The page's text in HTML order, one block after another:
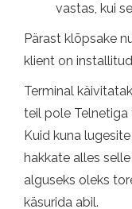
vastas, kui
Pärast klõpsake
klient on
Terminal
teil pole
Kuid kuna
hakkate alles
alguseks oleks
käsurida abil.